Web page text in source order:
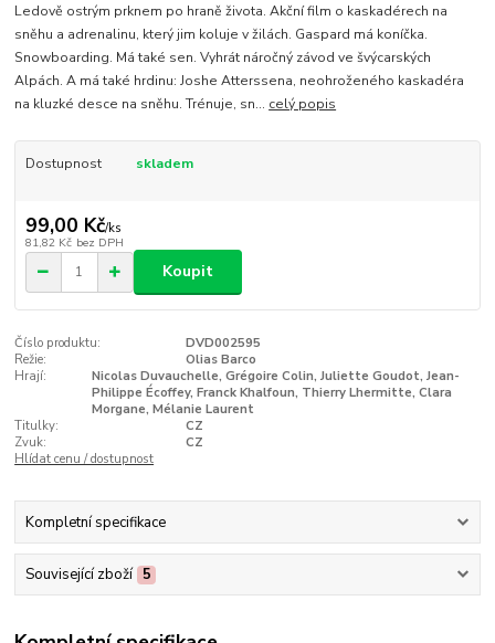
Ledově ostrým prknem po hraně života. Akční film o kaskadérech na
sněhu a adrenalinu, který jim koluje v žilách. Gaspard má koníčka.
Snowboarding. Má také sen. Vyhrát náročný závod ve švýcarských
Alpách. A má také hrdinu: Joshe Atterssena, neohroženého kaskadéra
na kluzké desce na sněhu. Trénuje, sn... celý popis
Dostupnost skladem
99,00 Kč/ks
81,82 Kč bez DPH
Koupit
Číslo produktu:
DVD002595
Režie:
Olias Barco
Hrají:
Nicolas Duvauchelle, Grégoire Colin, Juliette Goudot, Jean-
Philippe Écoffey, Franck Khalfoun, Thierry Lhermitte, Clara
Morgane, Mélanie Laurent
Titulky:
CZ
Zvuk:
CZ
Hlídat cenu / dostupnost
Kompletní specifikace
Související zboží 5